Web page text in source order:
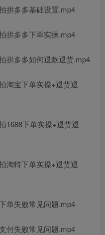
拼多多基础设置.mp4
拼多多下单实操.mp4
拼多多如何退款退货.mp4
淘宝下单实操+退货退
1688下单实操+退货退
淘特下单实操+退货退
单失败常见问题.mp4
付失败常见问题.mp4